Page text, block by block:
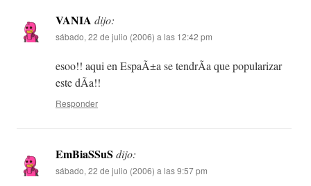
VANIA dijo:
sábado, 22 de julio (2006) a las 12:42 pm
esoo!! aqui en EspaÃ±a se tendrÃ­a que popularizar
este dÃ­a!!
Responder
EmBiaSSuS dijo:
sábado, 22 de julio (2006) a las 9:57 pm